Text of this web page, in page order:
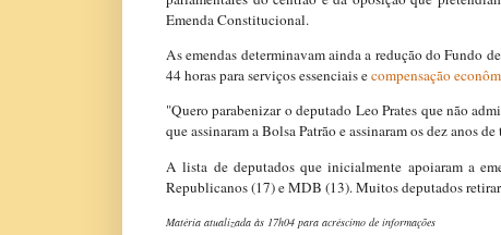
Emenda Constitucional.
As emendas determinavam ainda a redução do Fundo
44 horas para serviços essenciais ecompensação
"Quero parabenizar o deputado Leo Prates que não
que assinaram a Bolsa Patrão e assinaram os dez anos
A lista de deputados que inicialmente apoiaram a
Republicanos (17) e MDB (13). Muitos deputados
Matéria atualizada às 17h04 para acréscimo de informações